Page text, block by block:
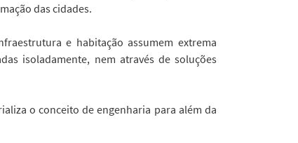
das cidades.
e habitação assumem extrema
isoladamente, nem através de soluções
o conceito de engenharia para além da